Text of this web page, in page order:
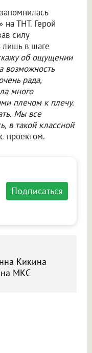
на ТНТ. Герой
силу
лишь в шаге
об ощущении
возможность
рада,
много
плечом к плечу.
Мы все
в такой классной
проектом.
Подписаться
Кикина
на МКС